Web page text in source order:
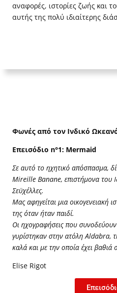
αναφορές, ιστορίες ζωής και
αυτής της πολύ ιδιαίτερης
Φωνές από τον Ινδικό
Επεισόδιο n°1: Mermaid
Σε αυτό το ηχητικό απόσπασμα,
Mireille Banane, επιστήμονα του
Σεϋχέλλες.
Μας αφηγείται μια οικογενειακή
της όταν ήταν παιδί.
Οι ηχογραφήσεις που
γυρίστηκαν στην ατόλη Aldabra,
καλά και με την οποία έχει βαθιά
Elise Rigot